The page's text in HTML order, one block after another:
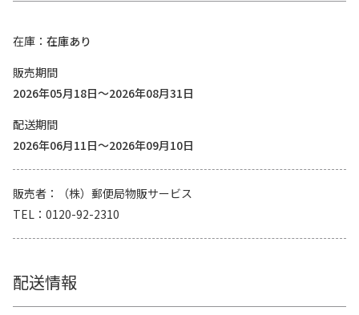
在庫
在庫あり
販売期間
2026年05月18日～2026年08月31日
配送期間
2026年06月11日～2026年09月10日
販売者
（株）郵便局物販サービス
TEL
0120-92-2310
配送情報